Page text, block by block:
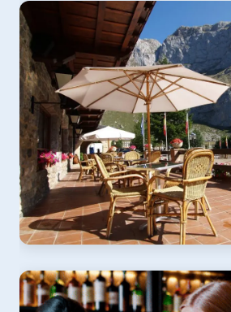
Posada Bistruey
Hotel Rural Pet Friendly
Ver web
Hotel Rebeco
+62 % reservas directas · Fuente Dé